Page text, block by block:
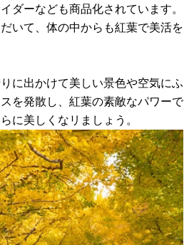
ダーなども商品化されています。
いて、体の中からも紅葉で美活を
に出かけて美しい景色や空気にふ
を発散し、紅葉の素敵なパワーで
に美しくなリましょう。